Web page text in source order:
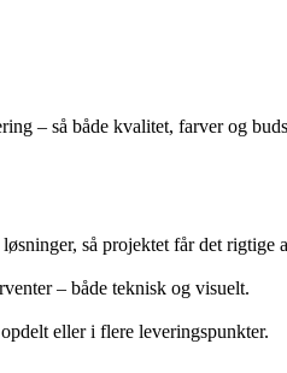
– så både kvalitet, farver og
så projektet får det rigtige
– både teknisk og visuelt.
eller i flere leveringspunkter.